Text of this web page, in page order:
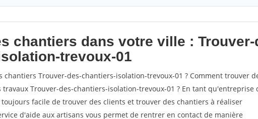
chantiers dans votre ville : Trouver-
trevoux-01
chantiers Trouver-des-chantiers-isolation-trevoux-01 ? Comment trouver
Trouver-des-chantiers-isolation-trevoux-01 ? En tant qu'entreprise
facile de trouver des clients et trouver des chantiers à réaliser
d'aide aux artisans vous permet de rentrer en contact de manière